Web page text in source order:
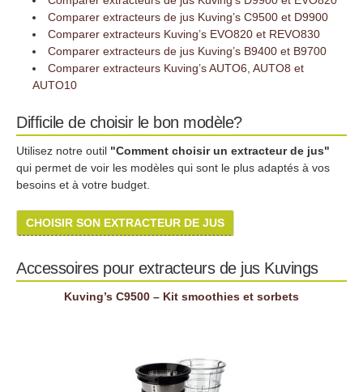
Comparer extracteurs de jus Kuving’s C9500 et D9900
Comparer extracteurs Kuving’s EVO820 et REVO830
Comparer extracteurs de jus Kuving’s B9400 et B9700
Comparer extracteurs Kuving’s AUTO6, AUTO8 et
AUTO10
Difficile de choisir le bon modèle?
Utilisez notre outil "Comment choisir un extracteur de jus"
qui permet de voir les modèles qui sont le plus adaptés à vos
besoins et à votre budget.
CHOISIR SON EXTRACTEUR DE JUS
Accessoires pour extracteurs de jus Kuvings
Kuving’s C9500 – Kit smoothies et sorbets